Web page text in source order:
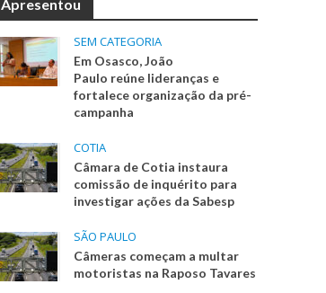
Apresentou
SEM CATEGORIA
Em Osasco, João
Paulo reúne lideranças e
fortalece organização da pré-
campanha
COTIA
Câmara de Cotia instaura
comissão de inquérito para
investigar ações da Sabesp
SÃO PAULO
Câmeras começam a multar
motoristas na Raposo Tavares